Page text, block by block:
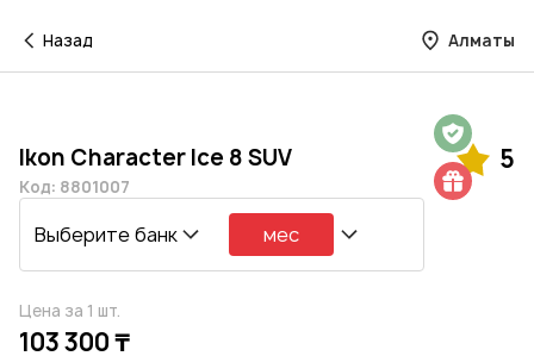
Назад Алматы
Ikon Character Ice 8 SUV 5
Код: 8801007
Выберите банк мес
Цена за 1 шт.
103 300 ₸